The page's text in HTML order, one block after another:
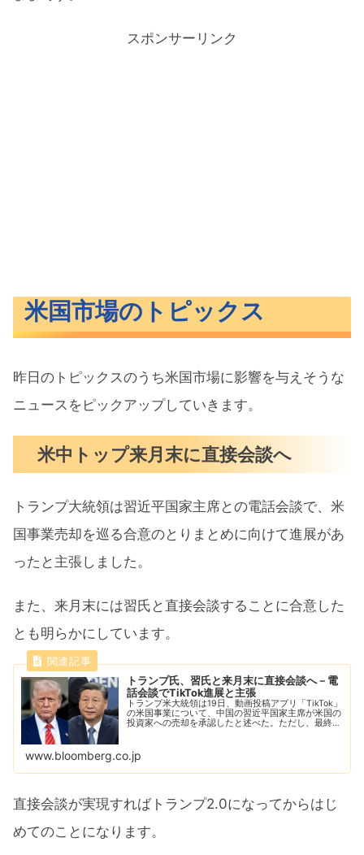
スポンサーリンク
米国市場のトピックス
昨日のトピックスのうち米国市場に影響を与えそうな
ニュースをピックアップしていきます。
米中トップ来月末に直接会談へ
トランプ大統領は習近平国家主席との電話会談で、米
国事業売却を巡る合意のとりまとめに向けて進展があ
ったと主張しました。
また、来月末には習氏と直接会談することに合意した
とも明らかにしています。
トランプ氏、習氏と来月末に直接会談へ－電
話会談でTikTok進展と主張
トランプ米大統領は19日、動画投稿アプリ「TikTok」
の米国事業について、中国の習近平国家主席が米国の
投資家への売却を承認したと述べた。ただし、最終的
www.bloomberg.co.jp
直接会談が実現すればトランプ2.0になってからはじ
めてのことになります。